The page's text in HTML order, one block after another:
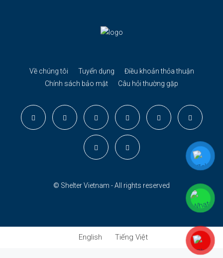
Về chúng tôi Tuyển dụng
Điều khoản thỏa thuận
Chính sách bảo mật
Câu hỏi thường gặp
© Shelter Vietnam - All rights reserved
English Tiếng Việt